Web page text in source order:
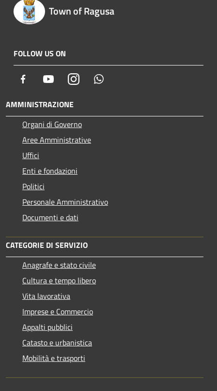
Town of Ragusa
FOLLOW US ON
Facebook YoutubeInstagram
AMMINISTRAZIONE
Organi di Governo
Aree Amministrative
Uffici
Enti e fondazioni
Politici
Personale Amministrativo
Documenti e dati
CATEGORIE DI SERVIZIO
Anagrafe e stato civile
Cultura e tempo libero
Vita lavorativa
Imprese e Commercio
Appalti pubblici
Catasto e urbanistica
Mobilità e trasporti